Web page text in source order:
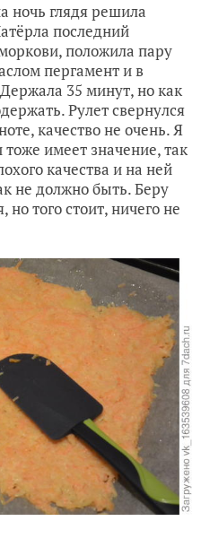
ночь глядя решила
последний
положила пару
пергамент и в
35 минут, но как
Рулет свернулся
качество не очень. Я
имеет значение, так
качества и на ней
не должно быть. Беру
того стоит, ничего не